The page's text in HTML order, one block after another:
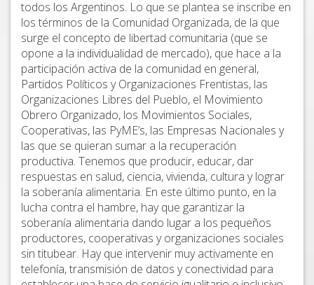
todos los Argentinos. Lo que se plantea se inscribe en
los términos de la Comunidad Organizada, de la que
surge el concepto de libertad comunitaria (que se
opone a la individualidad de mercado), que hace a la
participación activa de la comunidad en general,
Partidos Políticos y Organizaciones Frentistas, las
Organizaciones Libres del Pueblo, el Movimiento
Obrero Organizado, los Movimientos Sociales,
Cooperativas, las PyME’s, las Empresas Nacionales y
las que se quieran sumar a la recuperación
productiva. Tenemos que producir, educar, dar
respuestas en salud, ciencia, vivienda, cultura y lograr
la soberanía alimentaria. En este último punto, en la
lucha contra el hambre, hay que garantizar la
soberanía alimentaria dando lugar a los pequeños
productores, cooperativas y organizaciones sociales
sin titubear. Hay que intervenir muy activamente en
telefonía, transmisión de datos y conectividad para